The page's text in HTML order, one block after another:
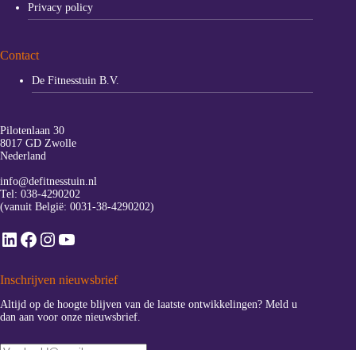
Privacy policy
Contact
De Fitnesstuin B.V.
Pilotenlaan 30
8017 GD Zwolle
Nederland
info@defitnesstuin.nl
Tel: 038-4290202
(vanuit België: 0031-38-4290202)
LinkedIn
Facebook
Instagram
YouTube
Inschrijven nieuwsbrief
Altijd op de hoogte blijven van de laatste ontwikkelingen? Meld u
dan aan voor onze nieuwsbrief.